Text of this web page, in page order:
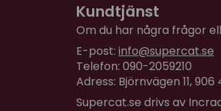
Kundtjänst
Om du har några frågor
E-post: info@supercat.se
Telefon: 090-2059210
Adress: Björnvägen 11, 906
Supercat.se drivs av